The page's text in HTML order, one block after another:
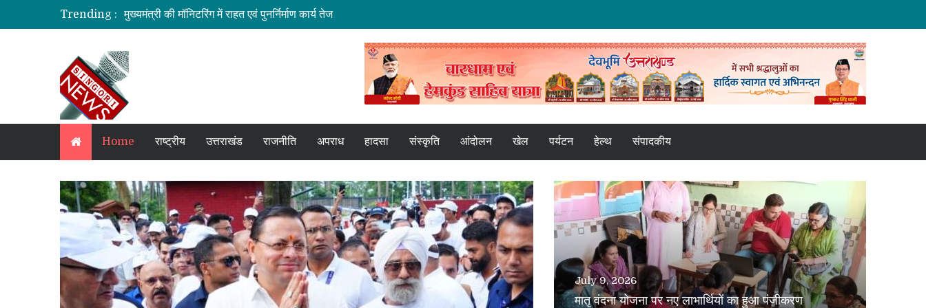
Trending :
मुख्यमंत्री से महानिदेशक एनसीसी ने की शिष्टाचार भेंट
मुख्य सचिव ने वाह्य सहायतित परियोजनाओं की प्रगति की समीक्षा की
भारी से बहुत भारी वर्षा की चेतावनी के बीच जिला प्रशासन अलर्ट
सहकारिता में हरियाणा व उत्तराखंड मिलकर करेंगे कामः डाॅ. धन सिंह रावत
Home राष्ट्रीय उत्तराखंड राजनीति अपराध हादसा संस्कृति आंदोलन खेल पर्यटन हेल्थ संपादकीय
July 9, 2026
मातृ वंदना योजना पर नए लाभार्थियों का हुआ पंजीकरण